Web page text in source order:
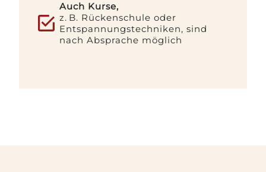
Auch Kurse,
z. B. Rückenschule oder
Entspannungstechniken, sind
nach Absprache möglich